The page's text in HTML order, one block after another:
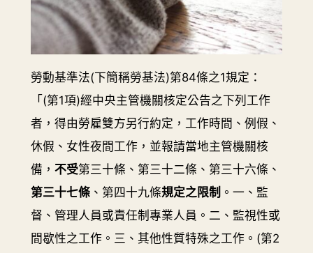
勞動基準法(下簡稱勞基法)第84條之1規定：
「(第1項)經中央主管機關核定公告之下列工作
者，得由勞雇雙方另行約定，工作時間、例假、
休假、女性夜間工作，並報請當地主管機關核
備， 不受第三十條、第三十二條、第三十六條、
第三十七條、第四十九條規定之限制 。一、監
督、管理人員或責任制專業人員。二、監視性或
間歇性之工作。三、其他性質特殊之工作。(第2